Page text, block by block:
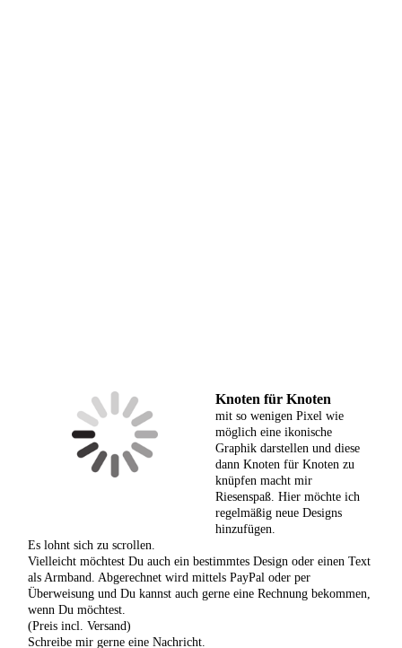
Knoten für Knoten
mit so wenigen Pixel wie
möglich eine ikonische
Graphik darstellen und diese
dann Knoten für Knoten zu
knüpfen macht mir
Riesenspaß. Hier möchte ich
regelmäßig neue Designs
hinzufügen.
Es lohnt sich zu scrollen.
Vielleicht möchtest Du auch ein bestimmtes Design oder einen Text
als Armband. Abgerechnet wird mittels PayPal oder per
Überweisung und Du kannst auch gerne eine Rechnung bekommen,
wenn Du möchtest.
(Preis incl. Versand)
Schreibe mir gerne eine Nachricht.